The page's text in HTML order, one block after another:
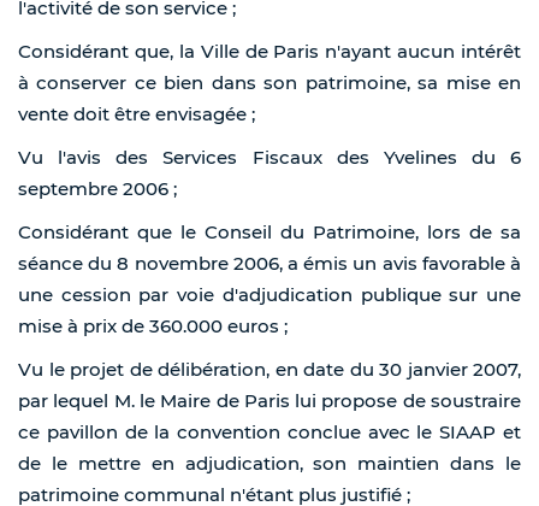
l'activité de son service ;
Considérant que, la Ville de Paris n'ayant aucun intérêt
à conserver ce bien dans son patrimoine, sa mise en
vente doit être envisagée ;
Vu l'avis des Services Fiscaux des Yvelines du 6
septembre 2006 ;
Considérant que le Conseil du Patrimoine, lors de sa
séance du 8 novembre 2006, a émis un avis favorable à
une cession par voie d'adjudication publique sur une
mise à prix de 360.000 euros ;
Vu le projet de délibération, en date du 30 janvier 2007,
par lequel M. le Maire de Paris lui propose de soustraire
ce pavillon de la convention conclue avec le SIAAP et
de le mettre en adjudication, son maintien dans le
patrimoine communal n'étant plus justifié ;